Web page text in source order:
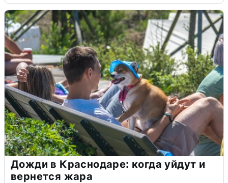
Дожди в Краснодаре: когда уйдут и
вернется жара